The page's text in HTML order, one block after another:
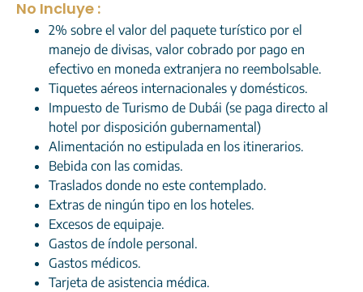
No Incluye :
2% sobre el valor del paquete turístico por el
manejo de divisas, valor cobrado por pago en
efectivo en moneda extranjera no reembolsable.
Tiquetes aéreos internacionales y domésticos.
Impuesto de Turismo de Dubái (se paga directo al
hotel por disposición gubernamental)
Alimentación no estipulada en los itinerarios.
Bebida con las comidas.
Traslados donde no este contemplado.
Extras de ningún tipo en los hoteles.
Excesos de equipaje.
Gastos de índole personal.
Gastos médicos.
Tarjeta de asistencia médica.